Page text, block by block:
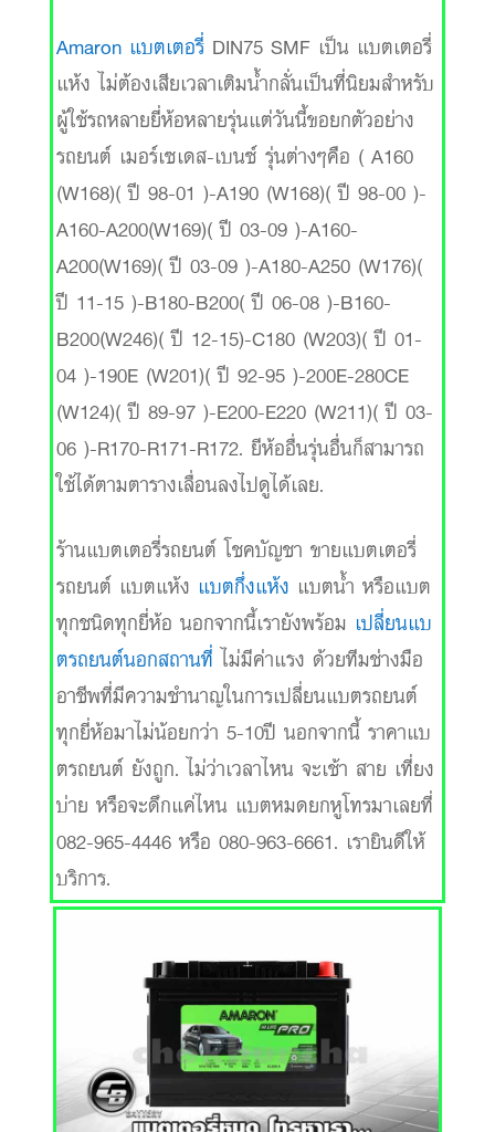
Amaron แบตเตอรี่DIN75 SMF เป็น แบตเตอรี่
แห้ง ไม่ต้องเสียเวลาเติมน้ำกลั่นเป็นที่นิยมสำหรับ
ผู้ใช้รถหลายยี่ห้อหลายรุ่นแต่วันนี้ขอยกตัวอย่าง
รถยนต์ เมอร์เซเดส-เบนซ์ รุ่นต่างๆคือ ( A160
(W168)( ปี 98-01 )-A190 (W168)( ปี 98-00 )-
A160-A200(W169)( ปี 03-09 )-A160-
A200(W169)( ปี 03-09 )-A180-A250 (W176)(
ปี 11-15 )-B180-B200( ปี 06-08 )-B160-
B200(W246)( ปี 12-15)-C180 (W203)( ปี 01-
04 )-190E (W201)( ปี 92-95 )-200E-280CE
(W124)( ปี 89-97 )-E200-E220 (W211)( ปี 03-
06 )-R170-R171-R172. ยีห้ออื่นรุ่นอื่นก็สามารถ
ใช้ได้ตามตารางเลื่อนลงไปดูได้เลย.
ร้านแบตเตอรี่รถยนต์ โชคบัญชา ขายแบตเตอรี่
รถยนต์ แบตแห้ง แบตกึ่งแห้ง แบตน้ำ หรือแบต
ทุกชนิดทุกยี่ห้อ นอกจากนี้เรายังพร้อม เปลี่ยนแบ
ตรถยนต์นอกสถานที่ ไม่มีค่าแรง ด้วยทีมช่างมือ
อาชีพที่มีความชำนาญในการเปลี่ยนแบตรถยนต์
ทุกยี่ห้อมาไม่น้อยกว่า 5-10ปี นอกจากนี้ ราคาแบ
ตรถยนต์ ยังถูก. ไม่ว่าเวลาไหน จะเช้า สาย เที่ยง
บ่าย หรือจะดึกแค่ไหน แบตหมดยกหูโทรมาเลยที่
082-965-4446 หรือ 080-963-6661. เรายินดีให้
บริการ.